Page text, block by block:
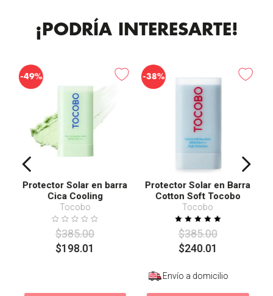
¡PODRÍA INTERESARTE!
-49%
Protector Solar en barra
Cica Cooling
Tocobo
$385.00
$198.01
-38%
Protector Solar en Barra
Cotton Soft Tocobo
SPF50+ PA++++
Tocobo
$385.00
$240.01
Envío a domicilio